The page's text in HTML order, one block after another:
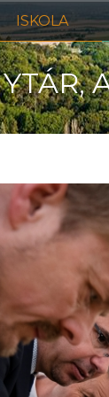
ISKOLA